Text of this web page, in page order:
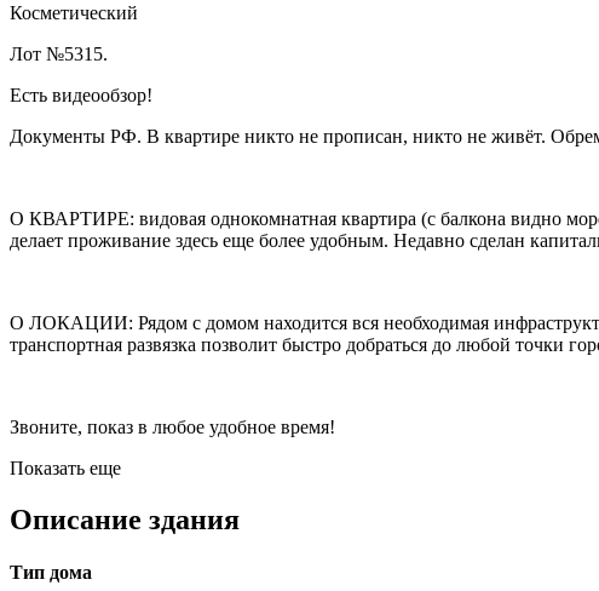
Косметический
Лот №5315.
Есть видеообзор!
Документы РФ. В квартире никто не прописан, никто не живёт.
О КВАРТИРЕ: видовая однокомнатная квартира (с балкона видно
делает проживание здесь еще более удобным. Недавно сделан
О ЛОКАЦИИ: Рядом с домом находится вся необходимая
транспортная развязка позволит быстро добраться до любой точки
Звоните, показ в любое удобное время!
Показать еще
Описание здания
Тип дома